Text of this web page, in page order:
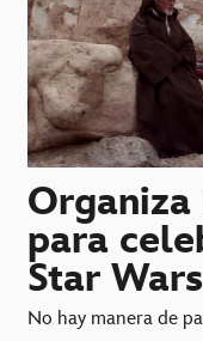
Organiza
para
Star Wars
No hay manera de